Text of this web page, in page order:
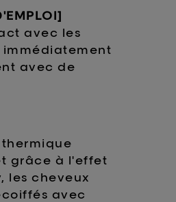
avec les
immédiatement
avec de
grâce à l'effet
les cheveux
avec